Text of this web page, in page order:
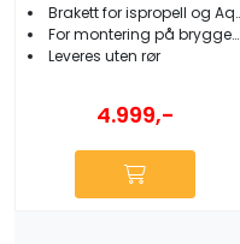
Brakett for ispropell og AquatiClear
For montering på brygge/påle/rør
Leveres uten rør
4.999,-